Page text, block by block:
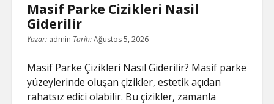
LISTE
SAYFA LISTESI
SHORTS ABONE KASMA HILESI
PARASIZ
Masif Parke Cizikleri Nasil
Giderilir
Yazar: admin Tarih:Ağustos 5, 2026
Masif Parke Çizikleri Nasıl Giderilir? Masif parke
yüzeylerinde oluşan çizikler, estetik açıdan
rahatsız edici olabilir. Bu çizikler, zamanla